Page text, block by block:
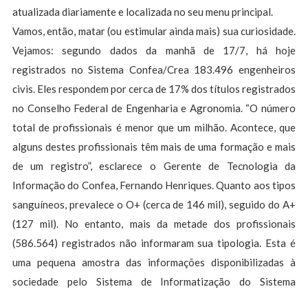
atualizada diariamente e localizada no seu menu principal.
Vamos, então, matar (ou estimular ainda mais) sua curiosidade.
Vejamos: segundo dados da manhã de 17/7, há hoje
registrados no Sistema Confea/Crea 183.496 engenheiros
civis. Eles respondem por cerca de 17% dos títulos registrados
no Conselho Federal de Engenharia e Agronomia. “O número
total de profissionais é menor que um milhão. Acontece, que
alguns destes profissionais têm mais de uma formação e mais
de um registro”, esclarece o Gerente de Tecnologia da
Informação do Confea, Fernando Henriques. Quanto aos tipos
sanguíneos, prevalece o O+ (cerca de 146 mil), seguido do A+
(127 mil). No entanto, mais da metade dos profissionais
(586.564) registrados não informaram sua tipologia. Esta é
uma pequena amostra das informações disponibilizadas à
sociedade pelo Sistema de Informatização do Sistema